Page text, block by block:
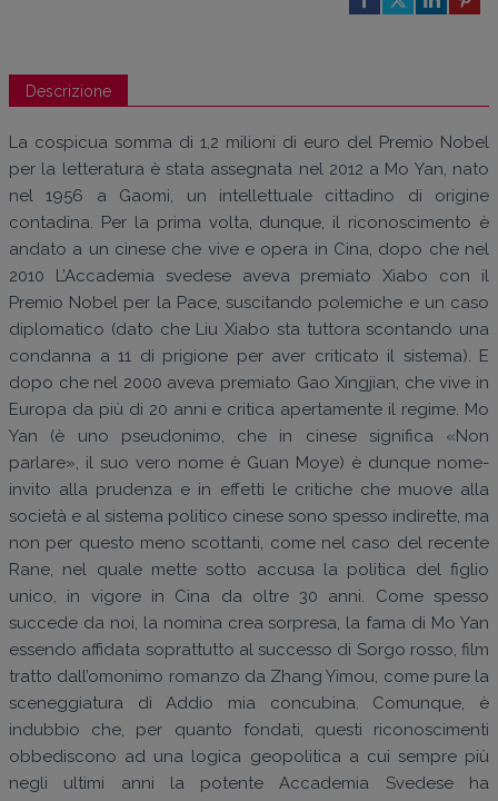
Descrizione
La cospicua somma di 1,2 milioni di euro del Premio Nobel
per la letteratura è stata assegnata nel 2012 a Mo Yan, nato
nel 1956 a Gaomi, un intellettuale cittadino di origine
contadina. Per la prima volta, dunque, il riconoscimento è
andato a un cinese che vive e opera in Cina, dopo che nel
2010 L’Accademia svedese aveva premiato Xiabo con il
Premio Nobel per la Pace, suscitando polemiche e un caso
diplomatico (dato che Liu Xiabo sta tuttora scontando una
condanna a 11 di prigione per aver criticato il sistema). E
dopo che nel 2000 aveva premiato Gao Xingjian, che vive in
Europa da più di 20 anni e critica apertamente il regime. Mo
Yan (è uno pseudonimo, che in cinese significa «Non
parlare», il suo vero nome è Guan Moye) è dunque nome-
invito alla prudenza e in effetti le critiche che muove alla
società e al sistema politico cinese sono spesso indirette, ma
non per questo meno scottanti, come nel caso del recente
Rane, nel quale mette sotto accusa la politica del figlio
unico, in vigore in Cina da oltre 30 anni. Come spesso
succede da noi, la nomina crea sorpresa, la fama di Mo Yan
essendo affidata soprattutto al successo di Sorgo rosso, film
tratto dall’omonimo romanzo da Zhang Yimou, come pure la
sceneggiatura di Addio mia concubina. Comunque, è
indubbio che, per quanto fondati, questi riconoscimenti
obbediscono ad una logica geopolitica a cui sempre più
negli ultimi anni la potente Accademia Svedese ha